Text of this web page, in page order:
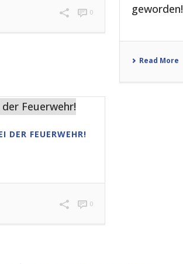
0
geworden!
Read More
DER FEUERWEHR!
0